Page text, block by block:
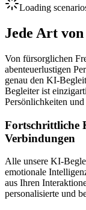
Loading
Jede Art
Von fürsorglichen
abenteuerlustigen
genau den KI-
Begleiter ist
Persönlichkeiten und
Fortschrittliche
Verbindungen
Alle unsere KI-
emotionale
aus Ihren
personalisierte und